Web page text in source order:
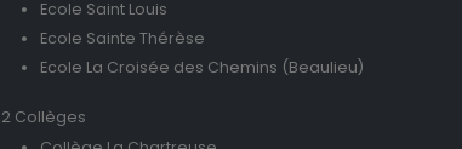
Ecole Saint Louis
Ecole Sainte Thérèse
Ecole La Croisée des Chemins (Beaulieu)
2 Collèges